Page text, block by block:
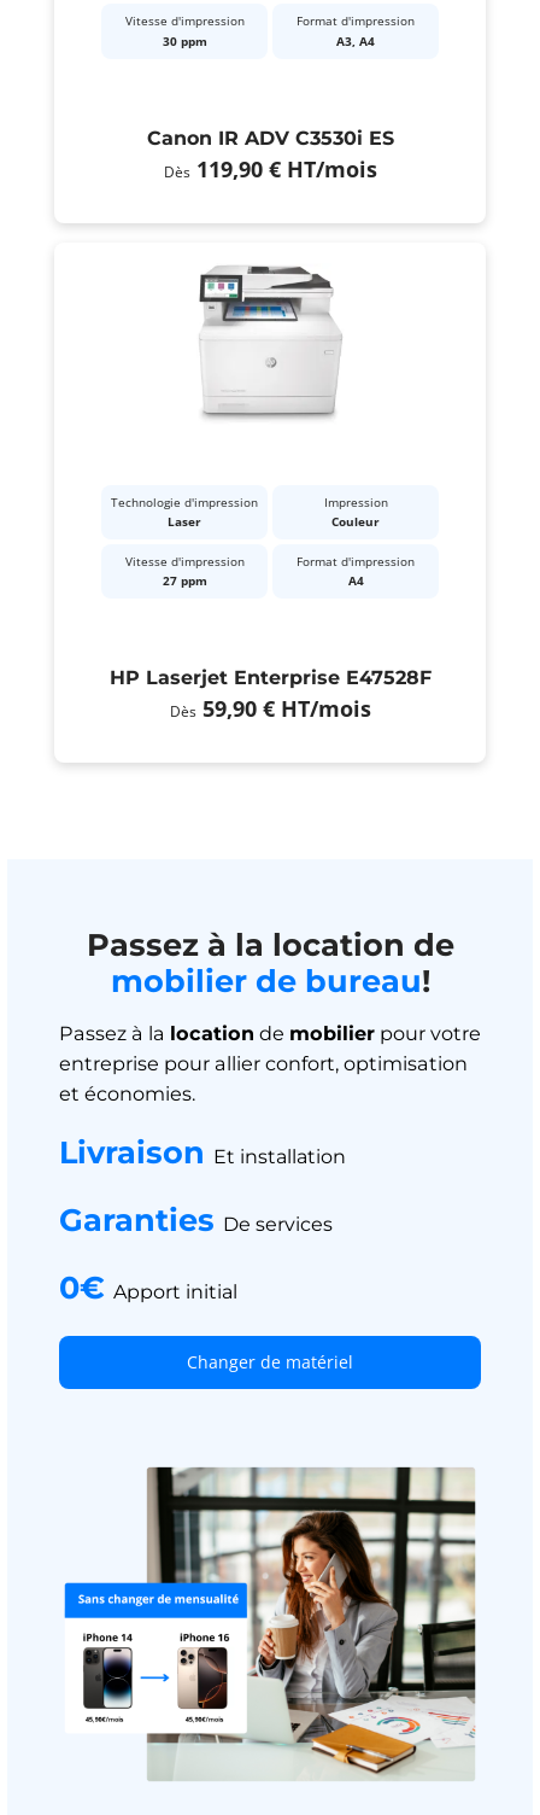
Vitesse d'impression
30 ppm
Format d'impression
A3, A4
Canon IR ADV C3530i ES
Dès 119,90 € HT/mois
Technologie d'impression
Laser
Impression
Couleur
Vitesse d'impression
27 ppm
Format d'impression
A4
HP Laserjet Enterprise E47528F
Dès 59,90 € HT/mois
Passez à la location de
mobilier de bureau!
Passez à la location de mobilier pour votre
entreprise pour allier confort, optimisation
et économies.
Livraison Et installation
Garanties De services
0€ Apport initial
Changer de matériel